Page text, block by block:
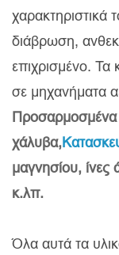
χαρακτηριστικά
διάβρωση,
επιχρισμένο. Τα
σε μηχανήματα
Προσαρμοσμένα
χάλυβα,
μαγνησίου, ίνες
κ.λπ.
Όλα αυτά τα